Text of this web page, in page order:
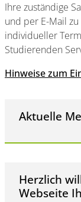
Ihre zuständige
und per E-Mail
individueller
Studierenden
Hinweise zum
Aktuelle
Herzlich
Webseite